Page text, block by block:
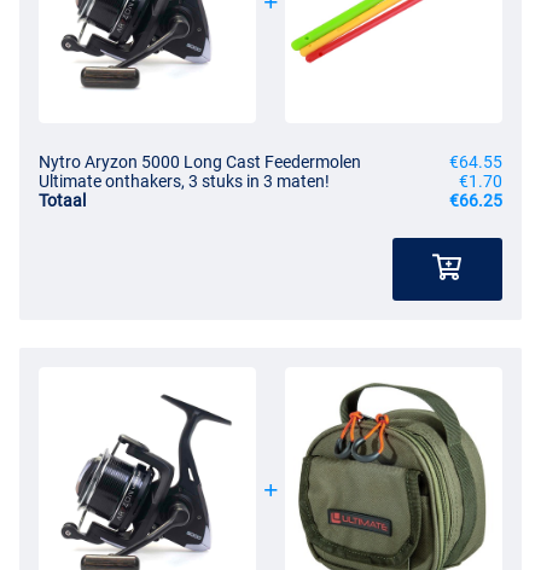
Nytro Aryzon 5000 Long Cast Feedermolen
€64.55
Ultimate onthakers, 3 stuks in 3 maten!
€1.70
Totaal
€66.25